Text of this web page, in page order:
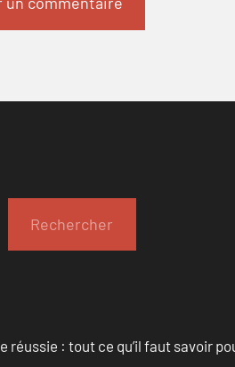
Rechercher
réussie : tout ce qu’il faut savoir